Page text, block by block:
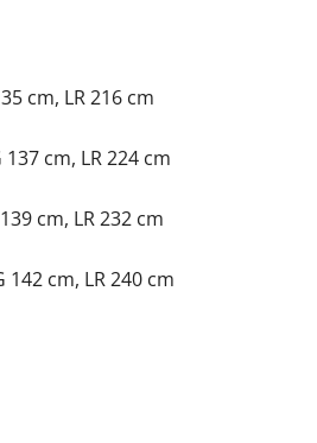
cm, LR 216 cm
137 cm, LR 224 cm
cm, LR 232 cm
142 cm, LR 240 cm